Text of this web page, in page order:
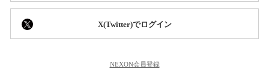
X(Twitter)でログイン
NEXON会員登録